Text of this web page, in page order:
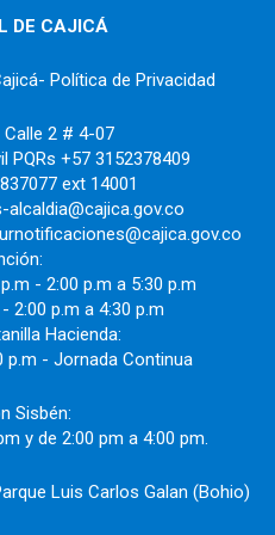
DE CAJICÁ
Política de Privacidad
Calle 2 # 4-07
PQRs +57 3152378409
ext 14001
- 2:00 p.m a 5:30 p.m
2:00 p.m a 4:30 p.m
Hacienda:
p.m - Jornada Continua
Sisbén:
y de 2:00 pm a 4:00 pm.
Luis Carlos Galan (Bohio)